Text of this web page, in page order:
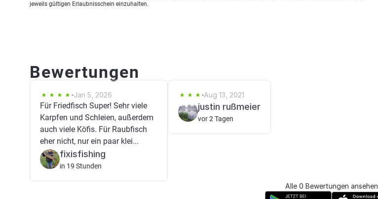
jeweils gültigen Erlaubnisschein einzuhalten.
Bewertungen
Jan 5, 2026
Für Friedfisch Super! Sehr viele
Karpfen und Schleien, außerdem
auch viele Köfis. Für Raubfisch
eher nicht, nur ein paar klei...
fixisfishing
in 19 Stunden
Aug 13, 2021
justin rußmeier
vor 2 Tagen
Alle 0 Bewertungen ansehen